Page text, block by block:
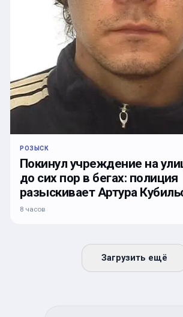
РОЗЫСК
Покинул учреждение на
до сих пор в бегах: полиция
разыскивает Артура
8 часов
Загрузить ещё